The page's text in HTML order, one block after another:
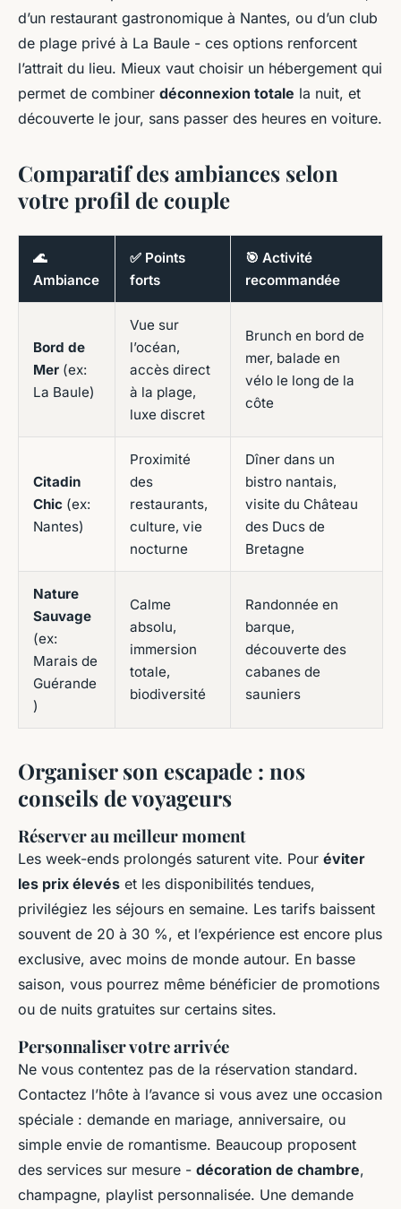
d’un restaurant gastronomique à Nantes, ou d’un club
de plage privé à La Baule - ces options renforcent
l’attrait du lieu. Mieux vaut choisir un hébergement qui
permet de combiner déconnexion totale la nuit, et
découverte le jour, sans passer des heures en voiture.
Comparatif des ambiances selon
votre profil de couple
🌊
Ambiance
✅ Points
forts
🎯 Activité
recommandée
Bord de
Mer (ex:
La Baule)
Vue sur
l’océan,
accès direct
à la plage,
luxe discret
Brunch en bord de
mer, balade en
vélo le long de la
côte
Citadin
Chic (ex:
Nantes)
Proximité
des
restaurants,
culture, vie
nocturne
Dîner dans un
bistro nantais,
visite du Château
des Ducs de
Bretagne
Nature
Sauvage
(ex:
Marais de
Guérande
)
Calme
absolu,
immersion
totale,
biodiversité
Randonnée en
barque,
découverte des
cabanes de
sauniers
Organiser son escapade : nos
conseils de voyageurs
Réserver au meilleur moment
Les week-ends prolongés saturent vite. Pour éviter
les prix élevés et les disponibilités tendues,
privilégiez les séjours en semaine. Les tarifs baissent
souvent de 20 à 30 %, et l’expérience est encore plus
exclusive, avec moins de monde autour. En basse
saison, vous pourrez même bénéficier de promotions
ou de nuits gratuites sur certains sites.
Personnaliser votre arrivée
Ne vous contentez pas de la réservation standard.
Contactez l’hôte à l’avance si vous avez une occasion
spéciale : demande en mariage, anniversaire, ou
simple envie de romantisme. Beaucoup proposent
des services sur mesure - décoration de chambre,
champagne, playlist personnalisée. Une demande